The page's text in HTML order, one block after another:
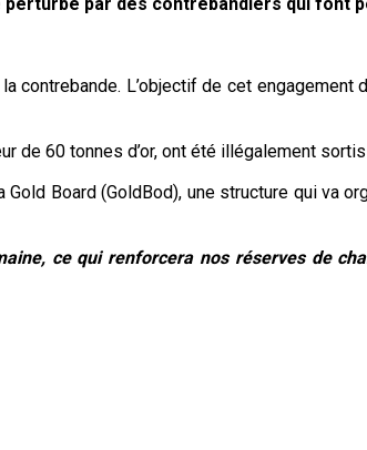
contrebande. L’objectif de cet
de 60 tonnes d’or, ont été illégalement
Board (GoldBod), une structure qui va
ce qui renforcera nos réserves de